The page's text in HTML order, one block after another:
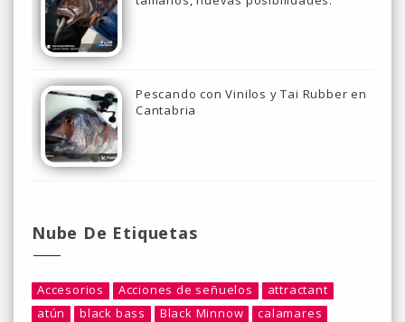
Pescando con Vinilos y Tai Rubber en
Cantabria
Nube De Etiquetas
Accesorios Acciones de señuelos
attractant
atún
black bass Black Minnow
calamares